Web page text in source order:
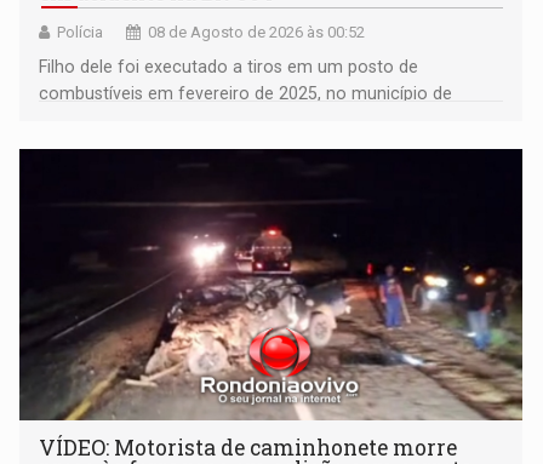
Polícia 08 de Agosto de 2026 às 00:52
Filho dele foi executado a tiros em um posto de
combustíveis em fevereiro de 2025, no município de
VÍDEO: Motorista de caminhonete morre